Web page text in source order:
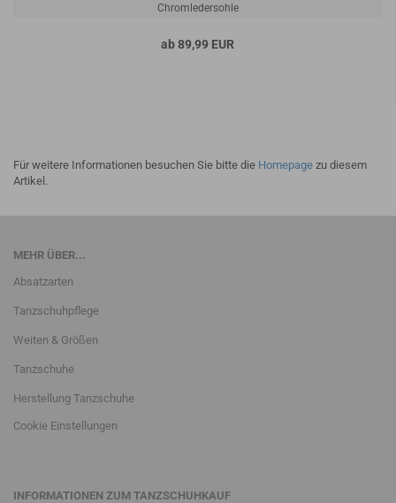
Chromledersohle
ab 89,99 EUR
Für weitere Informationen besuchen Sie bitte die Homepage zu diesem
Artikel.
MEHR ÜBER...
Absatzarten
Tanzschuhpflege
Weiten & Größen
Tanzschuhe
Herstellung Tanzschuhe
Cookie Einstellungen
INFORMATIONEN ZUM TANZSCHUHKAUF